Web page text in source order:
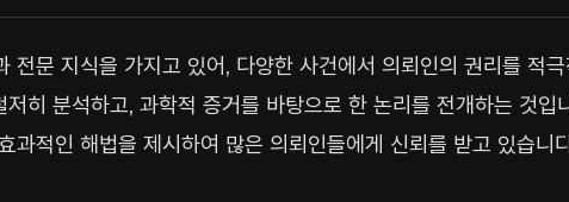
전문 지식을 가지고 있어, 다양한 사건에서 의뢰인의 권리를 적
히 분석하고, 과학적 증거를 바탕으로 한 논리를 전개하는 것입
과적인 해법을 제시하여 많은 의뢰인들에게 신뢰를 받고 있습니